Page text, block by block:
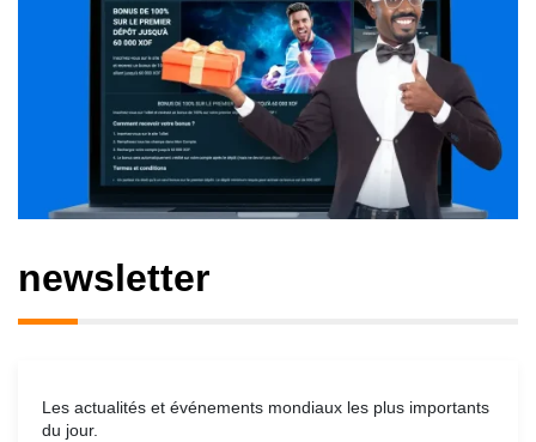
newsletter
Les actualités et événements mondiaux les plus importants
du jour.